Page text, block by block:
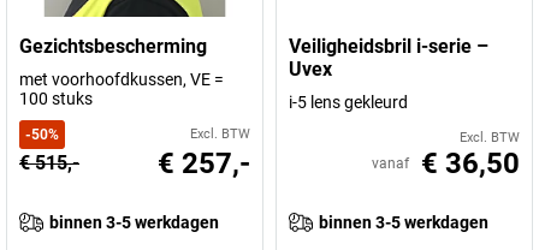
Gezichtsbescherming
met voorhoofdkussen, VE =
100 stuks
-50% Excl. BTW
€ 515,- € 257,-
binnen 3-5 werkdagen
Veiligheidsbril i-serie –
Uvex
i-5 lens gekleurd
Excl. BTW
vanaf € 36,50
binnen 3-5 werkdagen